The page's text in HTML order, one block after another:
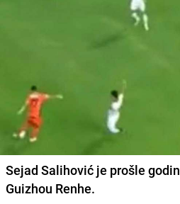
Sejad Salihović je prošle
Guizhou Renhe.